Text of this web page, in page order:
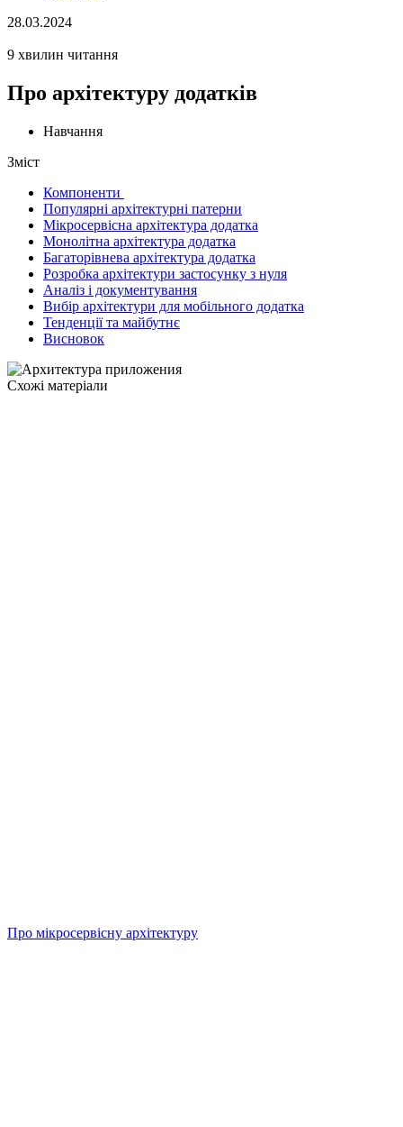
28.03.2024
9 хвилин читання
Про архітектуру додатків
Навчання
Зміст
Компоненти
Популярні архітектурні патерни
Мікросервісна архітектура додатка
Монолітна архітектура додатка
Багаторівнева архітектура додатка
Розробка архітектури застосунку з нуля
Аналіз і документування
Вибір архітектури для мобільного додатка
Тенденції та майбутнє
Висновок
Схожі матеріали
Про мікросервісну архітектуру